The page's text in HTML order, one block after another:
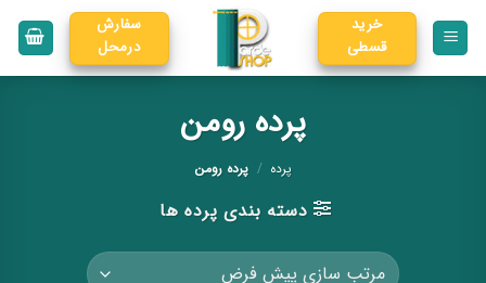
خرید
قسطی
سفارش
درمحل
پرده رومن
پرده / پرده رومن
دسته بندی پرده ها